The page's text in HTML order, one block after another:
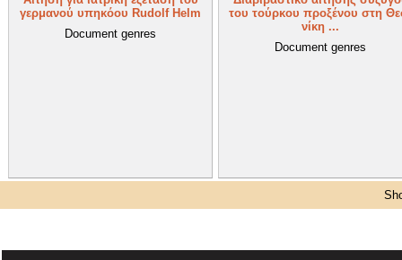
γερμανού υπηκόου Rudolf Helm
Document genres
του τούρκου προξένου στη
νίκη ...
Document genres